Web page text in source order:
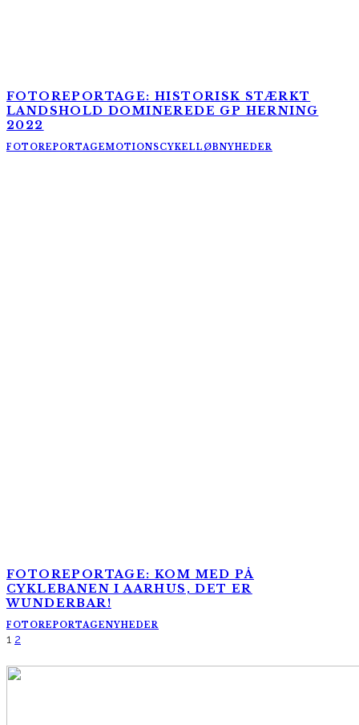
FOTOREPORTAGE: HISTORISK STÆRKT
LANDSHOLD DOMINEREDE GP HERNING
2022
FOTOREPORTAGEMOTIONSCYKELLØBNYHEDER
FOTOREPORTAGE: KOM MED PÅ
CYKLEBANEN I AARHUS, DET ER
WUNDERBAR!
FOTOREPORTAGENYHEDER
1 2